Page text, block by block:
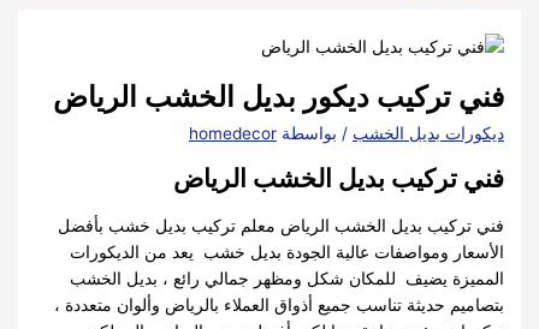
فني تركيب ديكور بديل الخشب الرياض
ديكورات بديل الخشب / بواسطة homedecor
فني تركيب بديل الخشب الرياض
فني تركيب بديل الخشب الرياض معلم تركيب بديل خشب بأفضل
الأسعار ومواصفات عالية الجودة بديل خشب يعد من الديكورات
المميزة يضيف للمكان شكل ومظهر جمالي رائع ، بديل الخشب
بتصاميم حديثة تناسب جميع أذواق العملاء بالرياض وألوان متعددة ،